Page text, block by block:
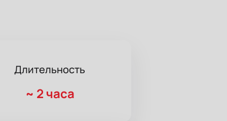
Длительность
~ 2 часа